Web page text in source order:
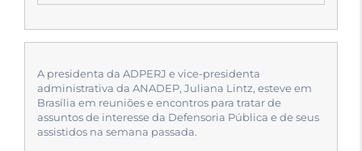
A presidenta da ADPERJ e vice-presidenta
administrativa da ANADEP, Juliana Lintz, esteve em
Brasília em reuniões e encontros para tratar de
assuntos de interesse da Defensoria Pública e de seus
assistidos na semana passada.